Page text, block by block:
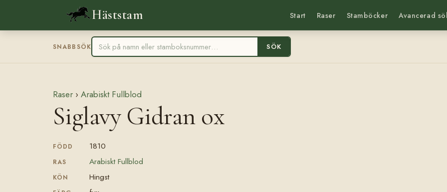
Häststam Start Raser Stamböcker Avancerad
SNABBSÖK SÖK
Raser › Arabiskt Fullblod
Siglavy Gidran ox
FÖDD 1810
RAS Arabiskt Fullblod
KÖN Hingst